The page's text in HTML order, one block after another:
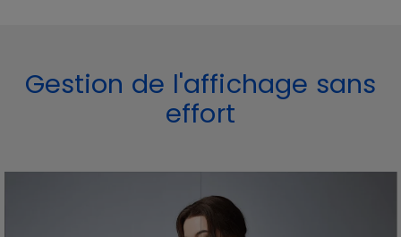
Gestion de l'affichage sans
effort